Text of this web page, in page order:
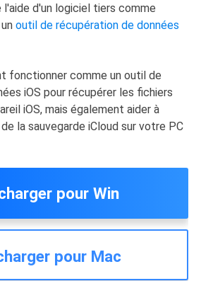
l'aide d'un logiciel tiers comme
outil de récupération de données
fonctionner comme un outil de
iOS pour récupérer les fichiers
iOS, mais également aider à
la sauvegarde iCloud sur votre PC
pour Win
pour Mac